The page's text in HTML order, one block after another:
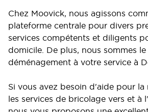
Chez Moovick, nous agissons
plateforme centrale pour divers
services compétents et diligents
domicile. De plus, nous sommes
déménagement à votre service à
Si vous avez besoin d'aide pour la
les services de bricolage vers et à